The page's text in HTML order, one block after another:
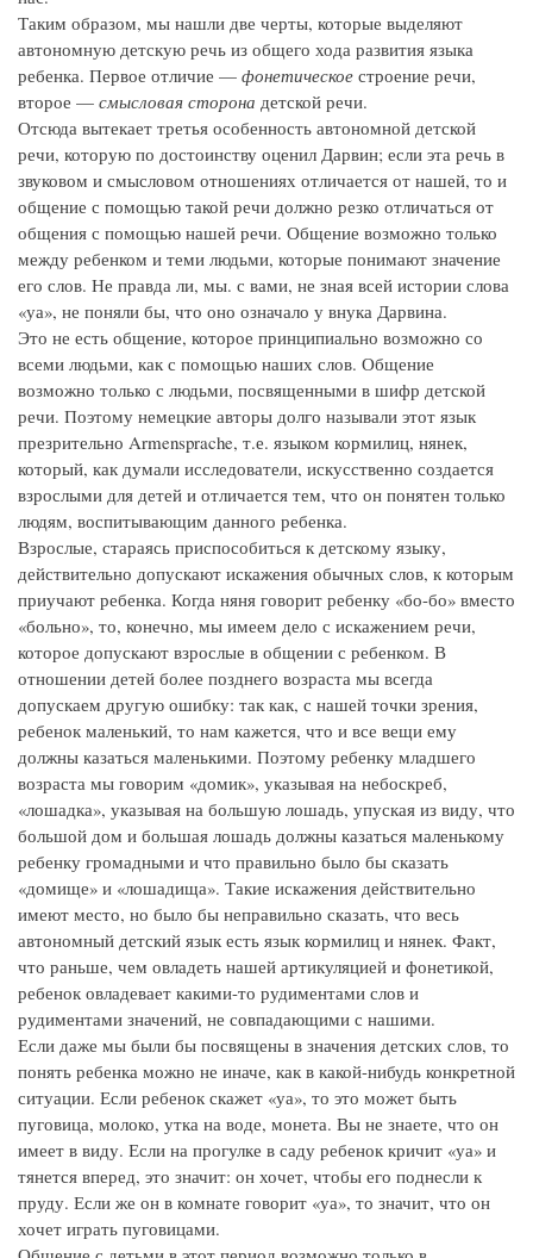
Таким образом, мы нашли две черты, которые выделяют
автономную детскую речь из общего хода развития языка
ребенка. Первое отличие — фонетическое строение речи,
второе — смысловая сторона детской речи.
Отсюда вытекает третья особенность автономной детской
речи, которую по достоинству оценил Дарвин; если эта речь в
звуковом и смысловом отношениях отличается от нашей, то и
общение с помощью такой речи должно резко отличаться от
общения с помощью нашей речи. Общение возможно только
между ребенком и теми людьми, которые понимают значение
его слов. Не правда ли, мы. с вами, не зная всей истории слова
«уа», не поняли бы, что оно означало у внука Дарвина.
Это не есть общение, которое принципиально возможно со
всеми людьми, как с помощью наших слов. Общение
возможно только с людьми, посвященными в шифр детской
речи. Поэтому немецкие авторы долго называли этот язык
презрительно Armensprache, т.е. языком кормилиц, нянек,
который, как думали исследователи, искусственно создается
взрослыми для детей и отличается тем, что он понятен только
людям, воспитывающим данного ребенка.
Взрослые, стараясь приспособиться к детскому языку,
действительно допускают искажения обычных слов, к которым
приучают ребенка. Когда няня говорит ребенку «бо-бо» вместо
«больно», то, конечно, мы имеем дело с искажением речи,
которое допускают взрослые в общении с ребенком. В
отношении детей более позднего возраста мы всегда
допускаем другую ошибку: так как, с нашей точки зрения,
ребенок маленький, то нам кажется, что и все вещи ему
должны казаться маленькими. Поэтому ребенку младшего
возраста мы говорим «домик», указывая на небоскреб,
«лошадка», указывая на большую лошадь, упуская из виду, что
большой дом и большая лошадь должны казаться маленькому
ребенку громадными и что правильно было бы сказать
«домище» и «лошадища». Такие искажения действительно
имеют место, но было бы неправильно сказать, что весь
автономный детский язык есть язык кормилиц и нянек. Факт,
что раньше, чем овладеть нашей артикуляцией и фонетикой,
ребенок овладевает какими-то рудиментами слов и
рудиментами значений, не совпадающими с нашими.
Если даже мы были бы посвящены в значения детских слов, то
понять ребенка можно не иначе, как в какой-нибудь конкретной
ситуации. Если ребенок скажет «уа», то это может быть
пуговица, молоко, утка на воде, монета. Вы не знаете, что он
имеет в виду. Если на прогулке в саду ребенок кричит «уа» и
тянется вперед, это значит: он хочет, чтобы его поднесли к
пруду. Если же он в комнате говорит «уа», то значит, что он
хочет играть пуговицами.